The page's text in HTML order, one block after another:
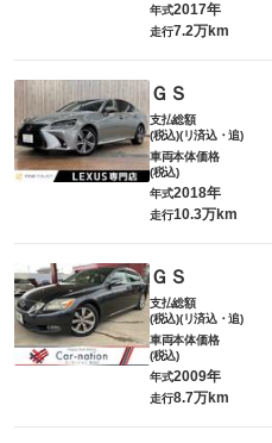
年式2017年
走行7.2万km
ＧＳ
支払総額
(税込)(リ済込・追)
車両本体価格
(税込)
年式2018年
走行10.3万km
ＧＳ
支払総額
(税込)(リ済込・追)
車両本体価格
(税込)
年式2009年
走行8.7万km